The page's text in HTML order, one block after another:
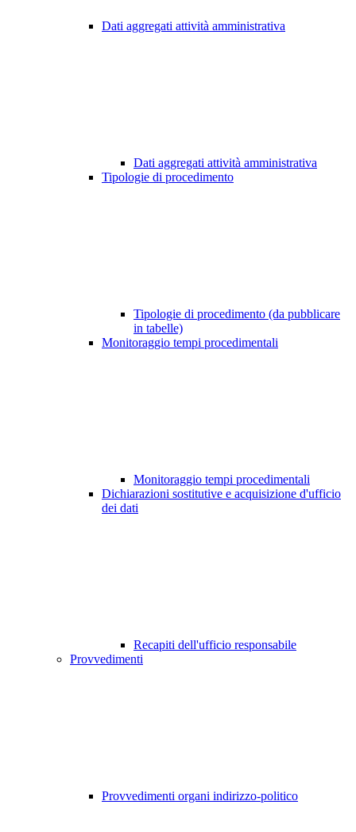
Dati aggregati attività amministrativa
Dati aggregati attività amministrativa
Tipologie di procedimento
Tipologie di procedimento (da pubblicare
in tabelle)
Monitoraggio tempi procedimentali
Monitoraggio tempi procedimentali
Dichiarazioni sostitutive e acquisizione d'ufficio
dei dati
Recapiti dell'ufficio responsabile
Provvedimenti
Provvedimenti organi indirizzo-politico